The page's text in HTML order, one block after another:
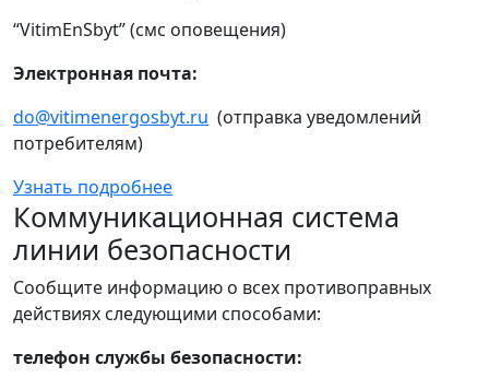
“VitimEnSbyt” (смс оповещения)
Электронная почта:
do@vitimenergosbyt.ru (отправка уведомлений
потребителям)
Узнать подробнее
Коммуникационная система
линии безопасности
Сообщите информацию о всех противоправных
действиях следующими способами:
телефон службы безопасности: